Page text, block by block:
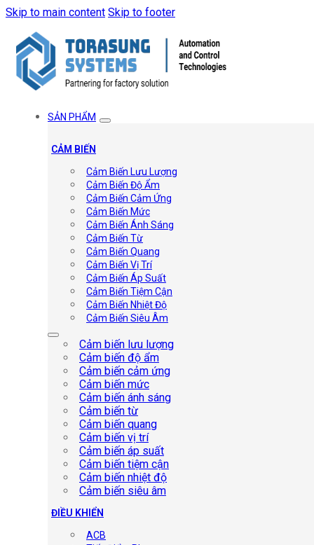
Skip to main content Skip to footer
SẢN PHẨM
CẢM BIẾN
Cảm Biến Lưu Lượng
Cảm Biến Độ Ẩm
Cảm Biến Cảm Ứng
Cảm Biến Mức
Cảm Biến Ánh Sáng
Cảm Biến Từ
Cảm Biến Quang
Cảm Biến Vị Trí
Cảm Biến Áp Suất
Cảm Biến Tiệm Cận
Cảm Biến Nhiệt Độ
Cảm Biến Siêu Âm
Cảm biến lưu lượng
Cảm biến độ ẩm
Cảm biến cảm ứng
Cảm biến mức
Cảm biến ánh sáng
Cảm biến từ
Cảm biến quang
Cảm biến vị trí
Cảm biến áp suất
Cảm biến tiệm cận
Cảm biến nhiệt độ
Cảm biến siêu âm
ĐIỀU KHIỂN
ACB